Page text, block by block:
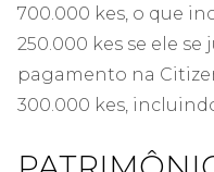
700.000 kes, o que
250.000 kes se ele se
pagamento na
300.000 kes,